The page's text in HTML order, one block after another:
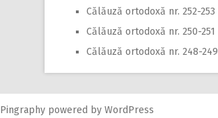
Călăuză ortodoxă nr. 252-253
Călăuză ortodoxă nr. 250-251
Călăuză ortodoxă nr. 248-249
Pingraphy powered by WordPress